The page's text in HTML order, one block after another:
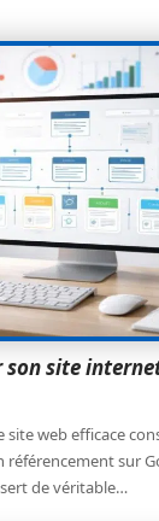
site
web efficace
référencement sur
de véritable…